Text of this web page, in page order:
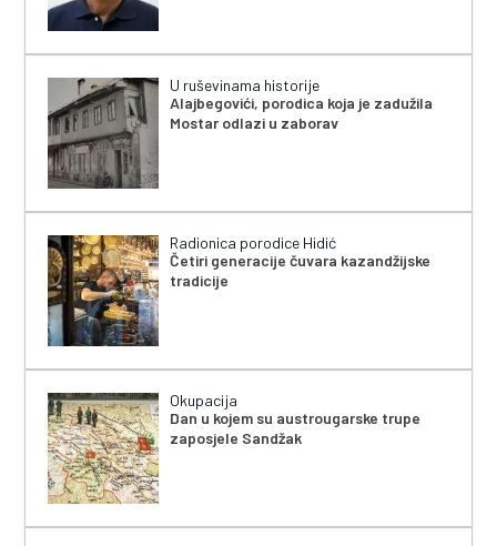
U ruševinama historije
Alajbegovići, porodica koja je zadužila
Mostar odlazi u zaborav
Radionica porodice Hidić
Četiri generacije čuvara kazandžijske
tradicije
Okupacija
Dan u kojem su austrougarske trupe
zaposjele Sandžak